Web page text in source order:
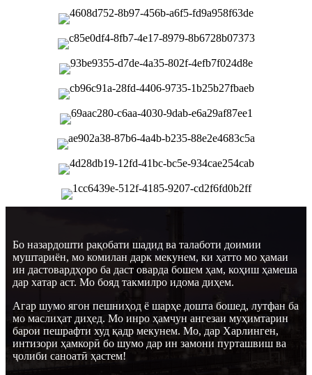
Бо назардошти рақобати шадид ва талаботи доимии
муштариён, мо комилан дарк мекунем, ки ҳатто мо ҳамаи
ин дастовардҳоро ба даст оварда бошем ҳам, коҳиш ҳамеша
дар хатар аст. Мо бояд такмилро идома диҳем.
Агар шумо ягон пешниҳод ё шарҳе дошта бошед, лутфан ба
мо маслиҳат диҳед. Мо инро ҳамчун ангезаи муҳимтарин
барои пешрафти худ қадр мекунем. Мо, дар Харлинген,
интизори ҳамкорӣ бо шумо дар ин замони пурташвиш ва
ҷолиби саноатӣ ҳастем!